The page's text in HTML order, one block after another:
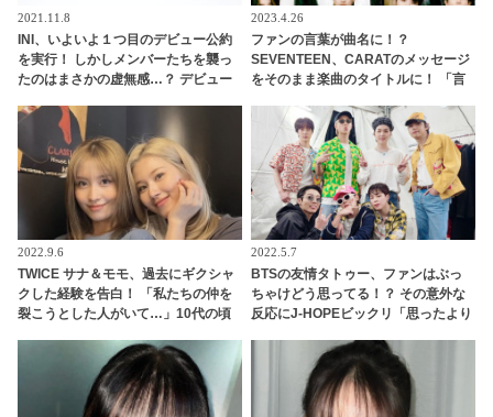
2021.11.8
INI、いよいよ１つ目のデビュー公約
を実行！ しかしメンバーたちを襲っ
たのはまさかの虚無感…？ デビュー
アレに苦しめられたメンバーたちの
バラエティセンスにくぎづけ
2023.4.26
ファンの言葉が曲名に！？
SEVENTEEN、CARATのメッセージ
をそのまま楽曲のタイトルに！ 「言
深く感動させた、その意味に注目殺
2022.9.6
TWICE サナ＆モモ、過去にギクシャ
クした経験を告白！ 「私たちの仲を
裂こうとした人がいて…」10代の頃
絆ストーリーに感動
2022.5.7
BTSの友情タトゥー、ファンはぶっ
ちゃけどう思ってる！？ その意外な
反応にJ-HOPEビックリ「思ったより
盛り上がるメンバーたちの正直な本
音に期待の声続々